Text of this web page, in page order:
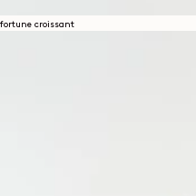
fortune croissant